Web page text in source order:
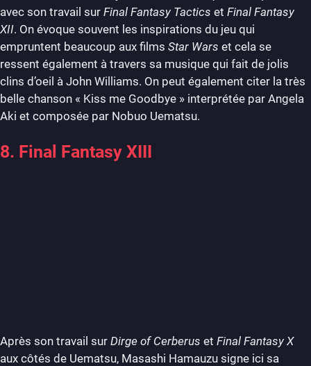
avec son travail sur Final Fantasy Tactics et Final Fantasy
XII. On évoque souvent les inspirations du jeu qui
empruntent beaucoup aux films Star Wars et cela se
ressent également à travers sa musique qui fait de jolis
clins d’oeil à John Williams. On peut également citer la très
belle chanson « Kiss me Goodbye » interprétée par Angela
Aki et composée par Nobuo Uematsu.
8. Final Fantasy XIII
Après son travail sur Dirge of Cerberus et Final Fantasy X
aux côtés de Uematsu, Masashi Hamauzu signe ici sa